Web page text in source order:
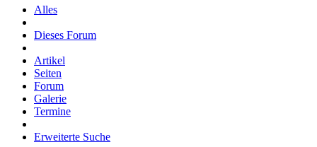
Alles
Dieses Forum
Artikel
Seiten
Forum
Galerie
Termine
Erweiterte Suche